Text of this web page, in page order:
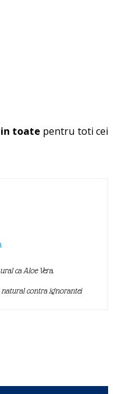
toate pentru toti cei
ca Aloe Vera.
natural contra ignorantei